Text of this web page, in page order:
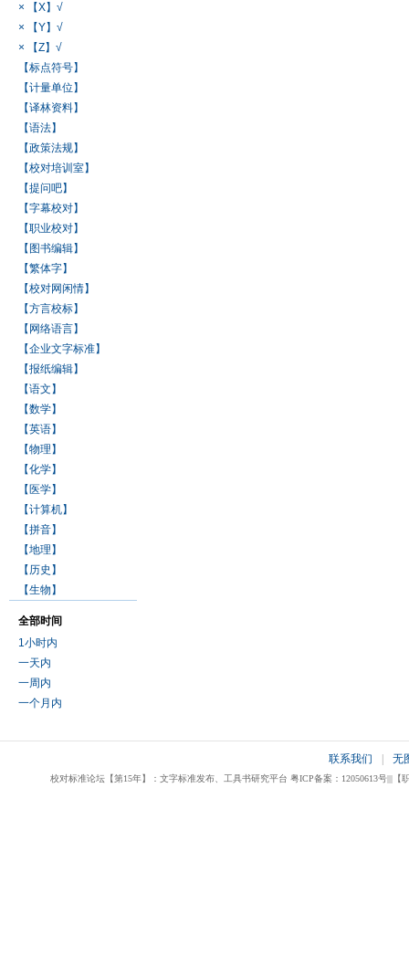
× 【X】√
× 【Y】√
× 【Z】√
【标点符号】
【计量单位】
【译林资料】
【语法】
【政策法规】
【校对培训室】
【提问吧】
【字幕校对】
【职业校对】
【图书编辑】
【繁体字】
【校对网闲情】
【方言校标】
【网络语言】
【企业文字标准】
【报纸编辑】
【语文】
【数学】
【英语】
【物理】
【化学】
【医学】
【计算机】
【拼音】
【地理】
【历史】
【生物】
全部时间
1小时内
一天内
一周内
一个月内
联系我们 无
校对标准论坛【第15年】：文字标准发布、工具书研究平台 粤ICP备案：12050613号|||【